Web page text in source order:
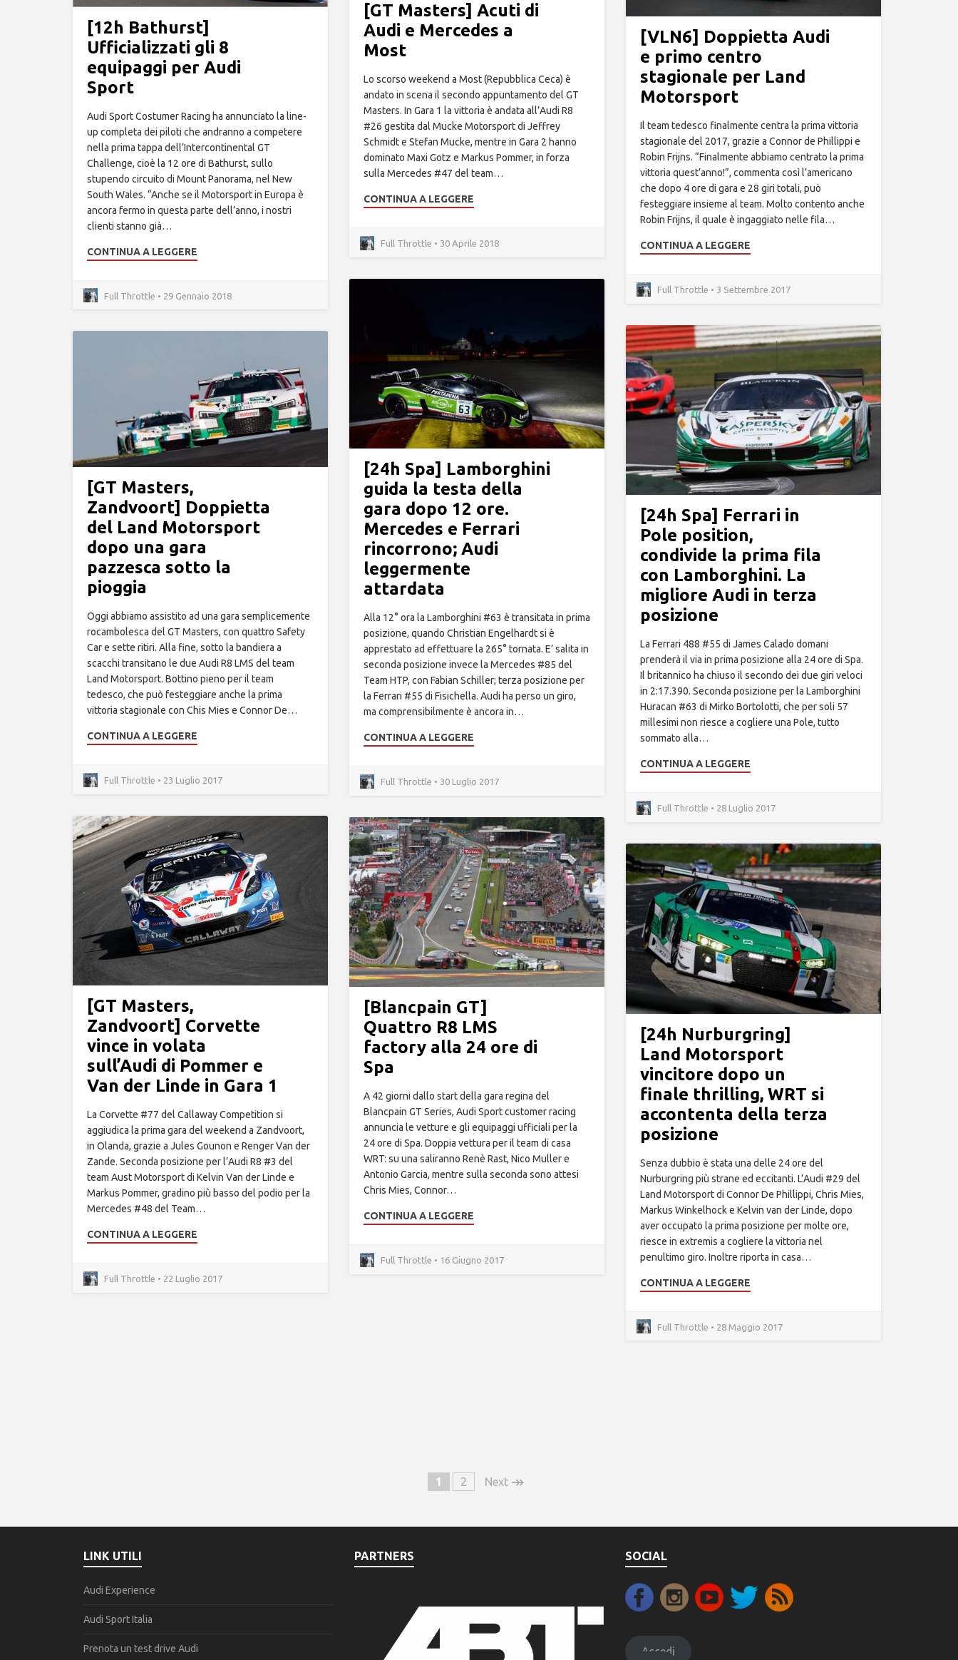
[GT Masters] Acuti di
Audi e Mercedes a
Most
Lo scorso weekend a Most (Repubblica Ceca) è
andato in scena il secondo appuntamento del GT
Masters. In Gara 1 la vittoria è andata all’Audi R8
#26 gestita dal Mucke Motorsport di Jeffrey
Schmidt e Stefan Mucke, mentre in Gara 2 hanno
dominato Maxi Gotz e Markus Pommer, in forza
sulla Mercedes #47 del team…
CONTINUA A LEGGERE
Full Throttle • 30 Aprile 2018
[12h Bathurst]
Ufficializzati gli 8
equipaggi per Audi
Sport
Audi Sport Costumer Racing ha annunciato la line-
up completa dei piloti che andranno a competere
nella prima tappa dell’Intercontinental GT
Challenge, cioè la 12 ore di Bathurst, sullo
stupendo circuito di Mount Panorama, nel New
South Wales. “Anche se il Motorsport in Europa è
ancora fermo in questa parte dell’anno, i nostri
clienti stanno già…
CONTINUA A LEGGERE
Full Throttle • 29 Gennaio 2018
[VLN6] Doppietta Audi
e primo centro
stagionale per Land
Motorsport
Il team tedesco finalmente centra la prima vittoria
stagionale del 2017, grazie a Connor de Phillippi e
Robin Frijns. “Finalmente abbiamo centrato la prima
vittoria quest’anno!”, commenta così l’americano
che dopo 4 ore di gara e 28 giri totali, può
festeggiare insieme al team. Molto contento anche
Robin Frijns, il quale è ingaggiato nelle fila…
CONTINUA A LEGGERE
Full Throttle • 3 Settembre 2017
[24h Spa] Lamborghini
guida la testa della
gara dopo 12 ore.
Mercedes e Ferrari
rincorrono; Audi
leggermente
attardata
Alla 12° ora la Lamborghini #63 è transitata in prima
posizione, quando Christian Engelhardt si è
apprestato ad effettuare la 265° tornata. E’ salita in
seconda posizione invece la Mercedes #85 del
Team HTP, con Fabian Schiller; terza posizione per
la Ferrari #55 di Fisichella. Audi ha perso un giro,
ma comprensibilmente è ancora in…
CONTINUA A LEGGERE
Full Throttle • 30 Luglio 2017
[24h Spa] Ferrari in
Pole position,
condivide la prima fila
con Lamborghini. La
migliore Audi in terza
posizione
La Ferrari 488 #55 di James Calado domani
prenderà il via in prima posizione alla 24 ore di Spa.
Il britannico ha chiuso il secondo dei due giri veloci
in 2:17.390. Seconda posizione per la Lamborghini
Huracan #63 di Mirko Bortolotti, che per soli 57
millesimi non riesce a cogliere una Pole, tutto
sommato alla…
CONTINUA A LEGGERE
Full Throttle • 28 Luglio 2017
[GT Masters,
Zandvoort] Doppietta
del Land Motorsport
dopo una gara
pazzesca sotto la
pioggia
Oggi abbiamo assistito ad una gara semplicemente
rocambolesca del GT Masters, con quattro Safety
Car e sette ritiri. Alla fine, sotto la bandiera a
scacchi transitano le due Audi R8 LMS del team
Land Motorsport. Bottino pieno per il team
tedesco, che può festeggiare anche la prima
vittoria stagionale con Chis Mies e Connor De…
CONTINUA A LEGGERE
Full Throttle • 23 Luglio 2017
[GT Masters,
Zandvoort] Corvette
vince in volata
sull’Audi di Pommer e
Van der Linde in Gara 1
La Corvette #77 del Callaway Competition si
aggiudica la prima gara del weekend a Zandvoort,
in Olanda, grazie a Jules Gounon e Renger Van der
Zande. Seconda posizione per l’Audi R8 #3 del
team Aust Motorsport di Kelvin Van der Linde e
Markus Pommer, gradino più basso del podio per la
Mercedes #48 del Team…
CONTINUA A LEGGERE
Full Throttle • 22 Luglio 2017
[Blancpain GT]
Quattro R8 LMS
factory alla 24 ore di
Spa
A 42 giorni dallo start della gara regina del
Blancpain GT Series, Audi Sport customer racing
annuncia le vetture e gli equipaggi ufficiali per la
24 ore di Spa. Doppia vettura per il team di casa
WRT: su una saliranno Renè Rast, Nico Muller e
Antonio Garcia, mentre sulla seconda sono attesi
Chris Mies, Connor…
CONTINUA A LEGGERE
Full Throttle • 16 Giugno 2017
[24h Nurburgring]
Land Motorsport
vincitore dopo un
finale thrilling, WRT si
accontenta della terza
posizione
Senza dubbio è stata una delle 24 ore del
Nurburgring più strane ed eccitanti. L’Audi #29 del
Land Motorsport di Connor De Phillippi, Chris Mies,
Markus Winkelhock e Kelvin van der Linde, dopo
aver occupato la prima posizione per molte ore,
riesce in extremis a cogliere la vittoria nel
penultimo giro. Inoltre riporta in casa…
CONTINUA A LEGGERE
Full Throttle • 28 Maggio 2017
1 2 Next ↠
LINK UTILI
Audi Experience
Audi Sport Italia
Prenota un test drive Audi
PARTNERS SOCIAL
Accedi